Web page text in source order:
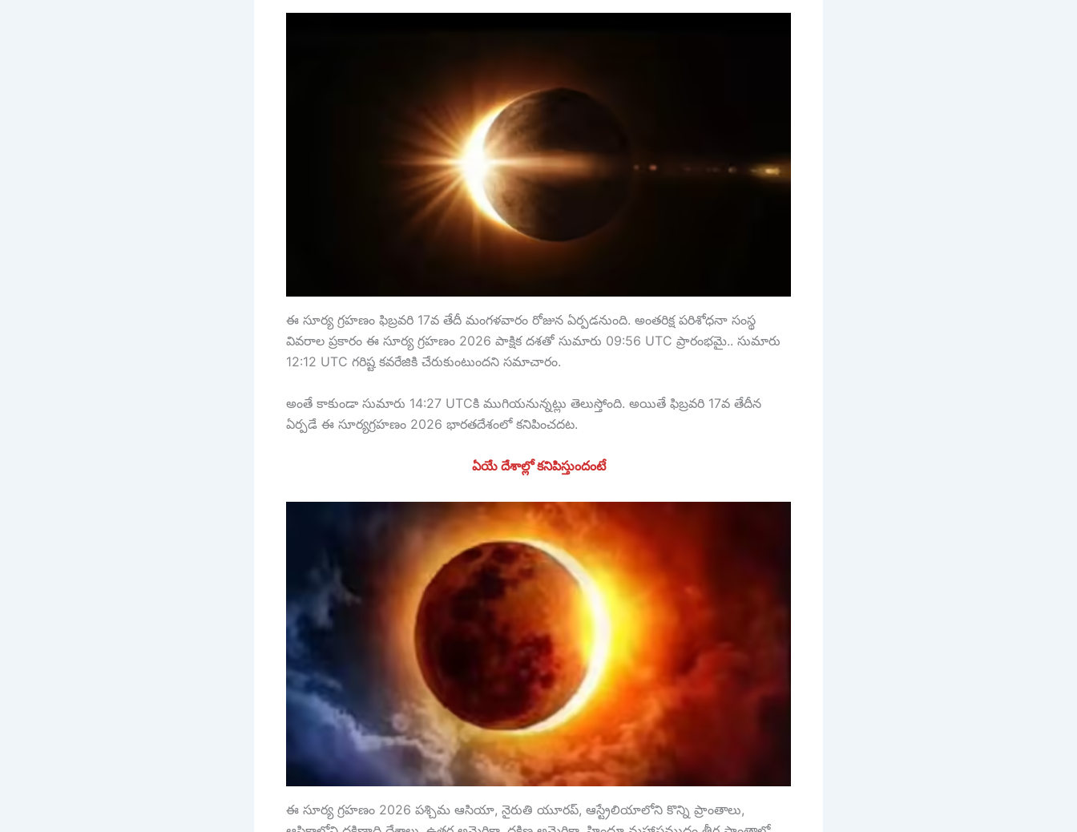
ఈ సూర్య గ్రహణం ఫిబ్రవరి 17వ తేదీ మంగళవారం రోజున ఏర్పడనుంది. అంతరిక్ష పరిశోధనా సంస్థ
వివరాల ప్రకారం ఈ సూర్య గ్రహణం 2026 పాక్షిక దశతో సుమారు 09:56 UTC ప్రారంభమై.. సుమారు
12:12 UTC గరిష్ట కవరేజికి చేరుకుంటుందని సమాచారం.
అంతే కాకుండా సుమారు 14:27 UTCకి ముగియనున్నట్లు తెలుస్తోంది. అయితే ఫిబ్రవరి 17వ తేదీన
ఏర్పడే ఈ సూర్యగ్రహణం 2026 భారతదేశంలో కనిపించదట.
ఏయే దేశాల్లో కనిపిస్తుందంటే
ఈ సూర్య గ్రహణం 2026 పశ్చిమ ఆసియా, నైరుతి యూరప్, ఆస్ట్రేలియాలోని కొన్ని ప్రాంతాలు,